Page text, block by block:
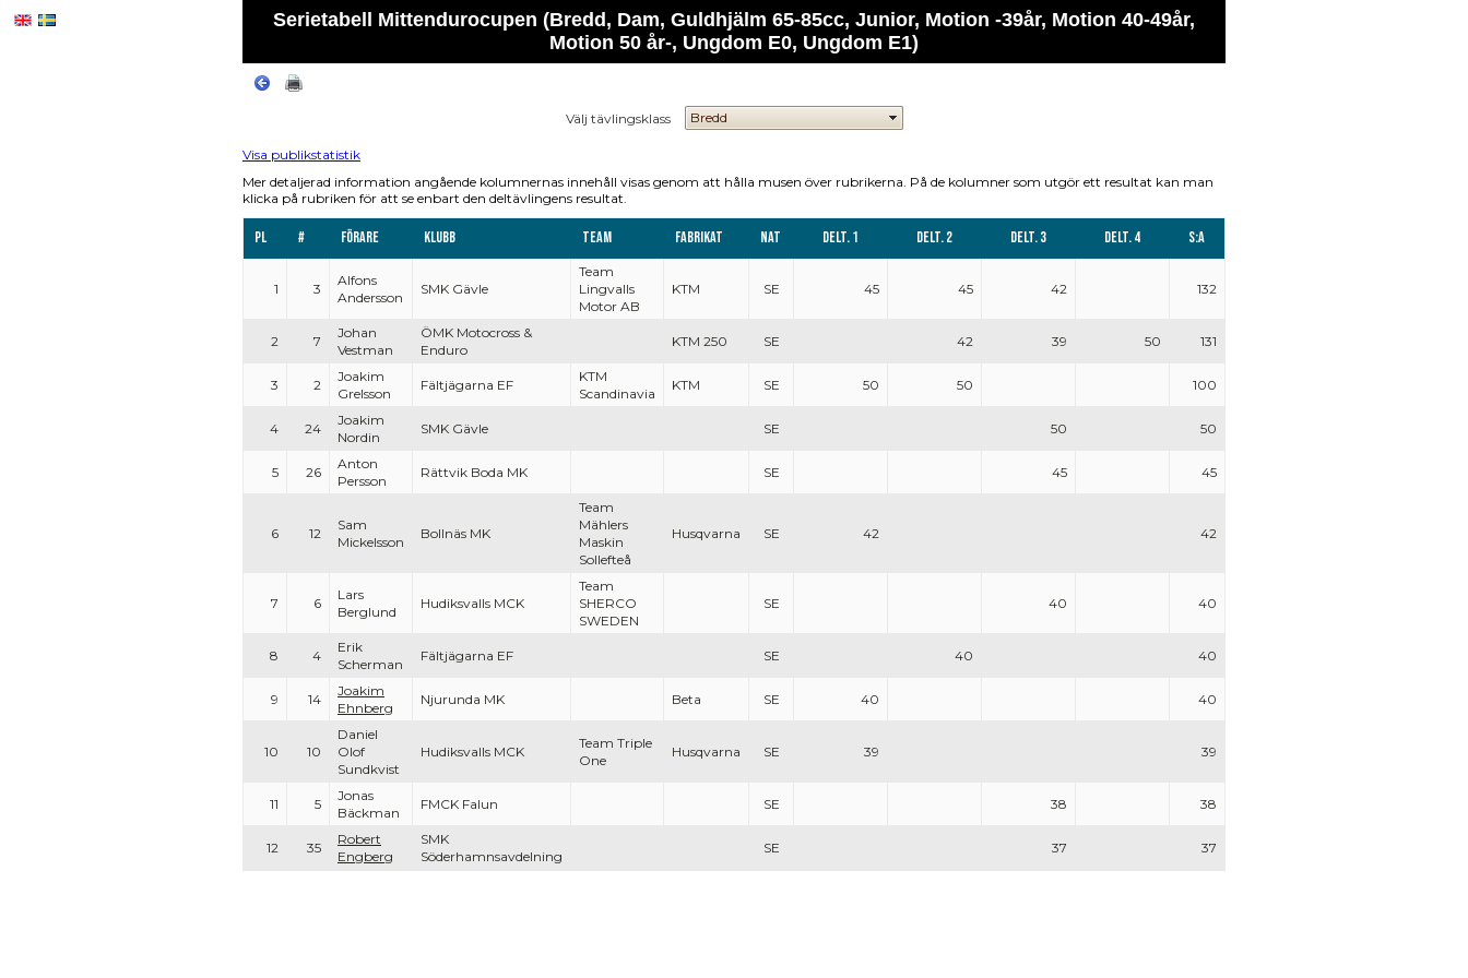
Serietabell Mittendurocupen (Bredd, Dam, Guldhjälm 65-85cc, Junior, Motion -39år, Motion 40-49år,
Motion 50 år-, Ungdom E0, Ungdom E1)
Välj tävlingsklass
Visa publikstatistik
Mer detaljerad information angående kolumnernas innehåll visas genom att hålla musen över rubrikerna. På de kolumner som utgör ett resultat kan man
klicka på rubriken för att se enbart den deltävlingens resultat.
Pl # Förare Klubb Team Fabrikat Nat Delt. 1 Delt. 2 Delt. 3 Delt. 4 S:a
1 3
Alfons
Andersson
SMK Gävle
Team
Lingvalls
Motor AB
KTM SE 45 45 42 132
2 7
Johan
Vestman
ÖMK Motocross &
Enduro
KTM 250 SE 42 39 50 131
3 2
Joakim
Grelsson
Fältjägarna EF
KTM
Scandinavia
KTM SE 50 50 100
4 24
Joakim
Nordin
SMK Gävle SE 50 50
5 26
Anton
Persson
Rättvik Boda MK SE 45 45
6 12
Sam
Mickelsson
Bollnäs MK
Team
Mählers
Maskin
Sollefteå
Husqvarna SE 42 42
7 6
Lars
Berglund
Hudiksvalls MCK
Team
SHERCO
SWEDEN
SE 40 40
8 4
Erik
Scherman
Fältjägarna EF SE 40 40
9 14
Joakim
Ehnberg
Njurunda MK Beta SE 40 40
10 10
Daniel
Olof
Sundkvist
Hudiksvalls MCK
Team Triple
One
Husqvarna SE 39 39
11 5
Jonas
Bäckman
FMCK Falun SE 38 38
12 35
Robert
Engberg
SMK
Söderhamnsavdelning
SE 37 37